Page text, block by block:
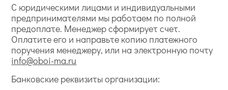
С юридическими лицами и индивидуальными
предпринимателями мы работаем по полной
предоплате. Менеджер сформирует счет.
Оплатите его и направьте копию платежного
поручения менеджеру, или на электронную почту
info@oboi-ma.ru
Банковские реквизиты организации: